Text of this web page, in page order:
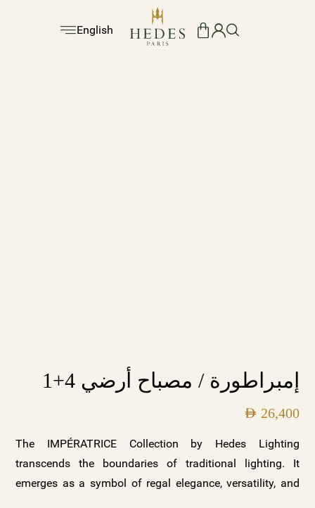
English
إمبراطورة / مصباح أرضي 4+1
AED 26,400
The IMPÉRATRICE Collection by Hedes Lighting
transcends the boundaries of traditional lighting. It
emerges as a symbol of regal elegance, versatility, and